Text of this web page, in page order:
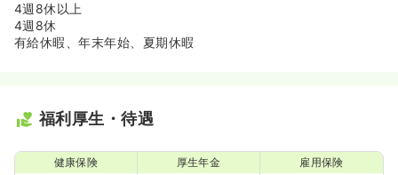
4週8休以上
4週8休
有給休暇、年末年始、夏期休暇
福利厚生・待遇
健康保険 厚生年金 雇用保険